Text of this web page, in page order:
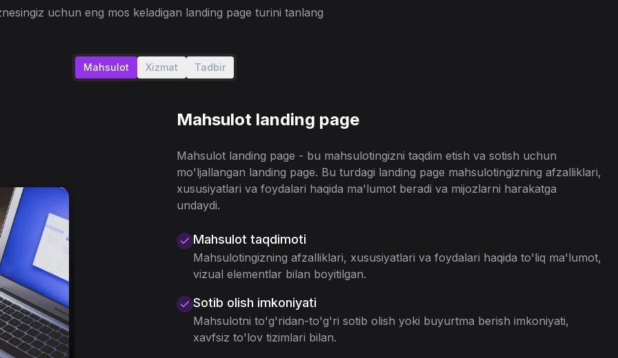
uchun eng mos keladigan landing page turini tanlang
Mahsulot Xizmat Tadbir
Mahsulot landing page
Mahsulot landing page - bu mahsulotingizni taqdim etish va sotish uchun
mo'ljallangan landing page. Bu turdagi landing page mahsulotingizning afzalliklari,
xususiyatlari va foydalari haqida ma'lumot beradi va mijozlarni harakatga
undaydi.
Mahsulot taqdimoti
Mahsulotingizning afzalliklari, xususiyatlari va foydalari haqida to'liq ma'lumot,
vizual elementlar bilan boyitilgan.
Sotib olish imkoniyati
Mahsulotni to'g'ridan-to'g'ri sotib olish yoki buyurtma berish imkoniyati,
xavfsiz to'lov tizimlari bilan.